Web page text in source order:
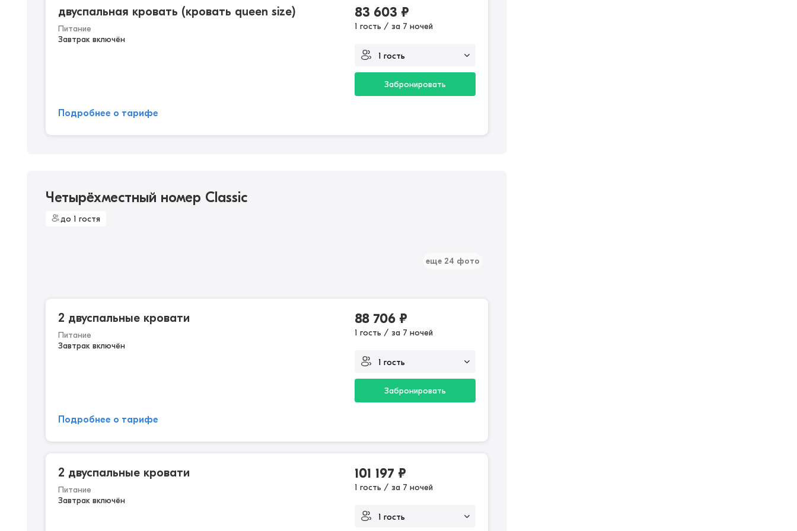
двуспальная кровать (кровать queen size)
Питание
Завтрак включён
83 603 ₽
1 гость / за 7 ночей
Забронировать
Подробнее о тарифе
Четырёхместный номер Classic
до 1 гостя
еще 24 фото
2 двуспальные кровати
Питание
Завтрак включён
88 706 ₽
1 гость / за 7 ночей
Забронировать
Подробнее о тарифе
2 двуспальные кровати
Питание
Завтрак включён
101 197 ₽
1 гость / за 7 ночей